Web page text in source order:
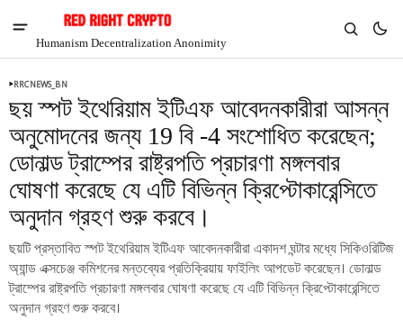
Humanism Decentralization Anonimity
RRCNEWS_BN
ছয় স্পট ইথেরিয়াম ইটিএফ আবেদনকারীরা আসন্ন
অনুমোদনের জন্য 19 বি -4 সংশোধিত করেছেন;
ডোনাল্ড ট্রাম্পের রাষ্ট্রপতি প্রচারণা মঙ্গলবার
ঘোষণা করেছে যে এটি বিভিন্ন ক্রিপ্টোকারেন্সিতে
অনুদান গ্রহণ শুরু করবে।
ছয়টি প্রস্তাবিত স্পট ইথেরিয়াম ইটিএফ আবেদনকারীরা একাদশ ঘন্টার মধ্যে সিকিওরিটিজ
অ্যান্ড এক্সচেঞ্জ কমিশনের মন্তব্যের প্রতিক্রিয়ায় ফাইলিং আপডেট করেছেন। ডোনাল্ড
ট্রাম্পের রাষ্ট্রপতি প্রচারণা মঙ্গলবার ঘোষণা করেছে যে এটি বিভিন্ন ক্রিপ্টোকারেন্সিতে
অনুদান গ্রহণ শুরু করবে।